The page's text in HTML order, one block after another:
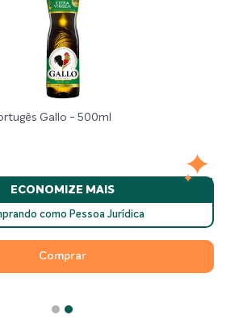
Gallo - 500ml
ECONOMIZE MAIS
como Pessoa Jurídica
Comprar